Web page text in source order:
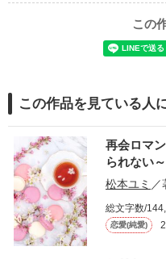
この
この作品を見ている人
再会ロマ
られない～
松本ユミ ／
総文字数/
恋愛(純愛)